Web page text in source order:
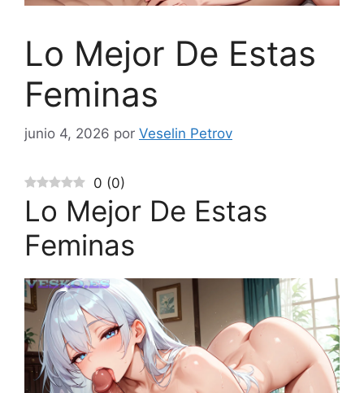
Lo Mejor De Estas
Feminas
junio 4, 2026 por Veselin Petrov
0 (0)
Lo Mejor De Estas
Feminas